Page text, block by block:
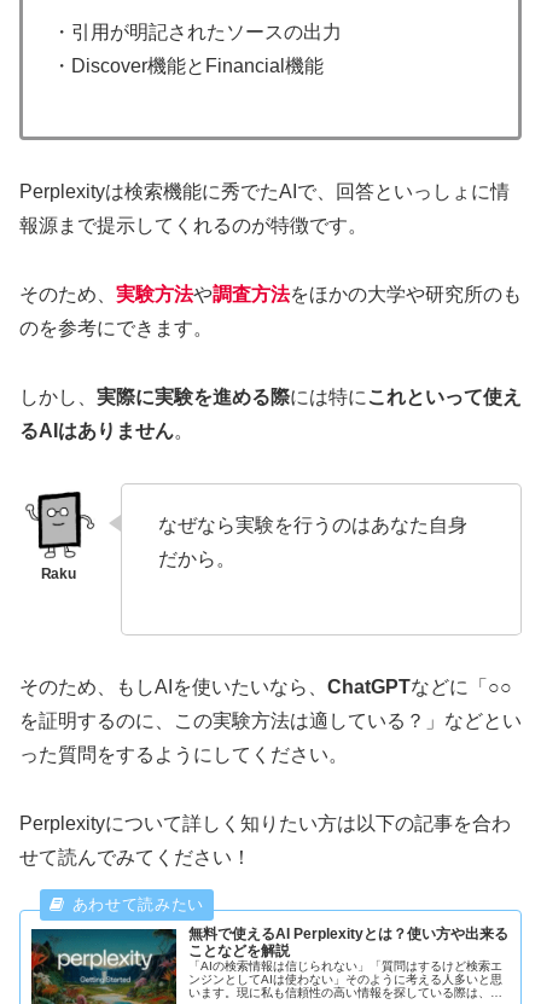
・引用が明記されたソースの出力
・Discover機能とFinancial機能
Perplexityは検索機能に秀でたAIで、回答といっしょに情
報源まで提示してくれるのが特徴です。
そのため、 実験方法や調査方法をほかの大学や研究所のも
のを参考にできます。
しかし、 実際に実験を進める際には特に これといって使え
るAIはありません。
なぜなら実験を行うのはあなた自身
だから。
そのため、もしAIを使いたいなら、 ChatGPTなどに「○○
を証明するのに、この実験方法は適している？」などとい
った質問をするようにしてください。
Perplexityについて詳しく知りたい方は以下の記事を合わ
せて読んでみてください！
無料で使えるAI Perplexityとは？使い方や出来る
ことなどを解説
「AIの検索情報は信じられない」「質問はするけど検索エ
ンジンとしてAIは使わない」そのように考える人多いと思
います。現に私も信頼性の高い情報を探している際は、